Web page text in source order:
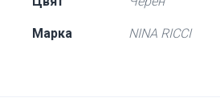
Марка NINA RICCI